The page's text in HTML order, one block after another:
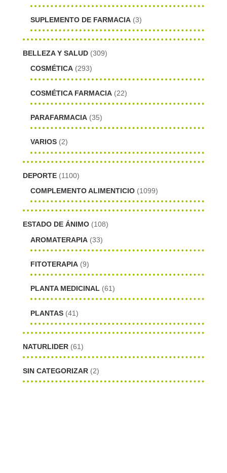
SUPLEMENTO DE FARMACIA (3)
BELLEZA Y SALUD (309)
COSMÉTICA (293)
COSMÉTICA FARMACIA (22)
PARAFARMACIA (35)
VARIOS (2)
DEPORTE (1100)
COMPLEMENTO ALIMENTICIO (1099)
ESTADO DE ÁNIMO (108)
AROMATERAPIA (33)
FITOTERAPIA (9)
PLANTA MEDICINAL (61)
PLANTAS (41)
NATURLIDER (61)
SIN CATEGORIZAR (2)